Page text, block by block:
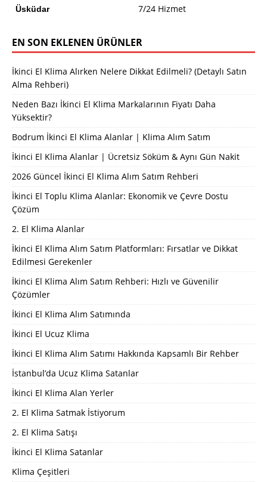
Üsküdar 7/24 Hizmet
EN SON EKLENEN ÜRÜNLER
İkinci El Klima Alırken Nelere Dikkat Edilmeli? (Detaylı Satın
Alma Rehberi)
Neden Bazı İkinci El Klima Markalarının Fiyatı Daha
Yüksektir?
Bodrum İkinci El Klima Alanlar | Klima Alım Satım
İkinci El Klima Alanlar | Ücretsiz Söküm & Aynı Gün Nakit
2026 Güncel İkinci El Klima Alım Satım Rehberi
İkinci El Toplu Klima Alanlar: Ekonomik ve Çevre Dostu
Çözüm
2. El Klima Alanlar
İkinci El Klima Alım Satım Platformları: Fırsatlar ve Dikkat
Edilmesi Gerekenler
İkinci El Klima Alım Satım Rehberi: Hızlı ve Güvenilir
Çözümler
İkinci El Klima Alım Satımında
İkinci El Ucuz Klima
İkinci El Klima Alım Satımı Hakkında Kapsamlı Bir Rehber
İstanbul’da Ucuz Klima Satanlar
İkinci El Klima Alan Yerler
2. El Klima Satmak İstiyorum
2. El Klima Satışı
İkinci El Klima Satanlar
Klima Çeşitleri